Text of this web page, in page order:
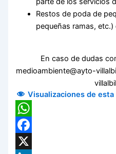
Restos de poda de
pequeñas ramas,
En caso de dudas
medioambiente@ayto-
Visualizaciones de esta
WhatsApp
Facebook